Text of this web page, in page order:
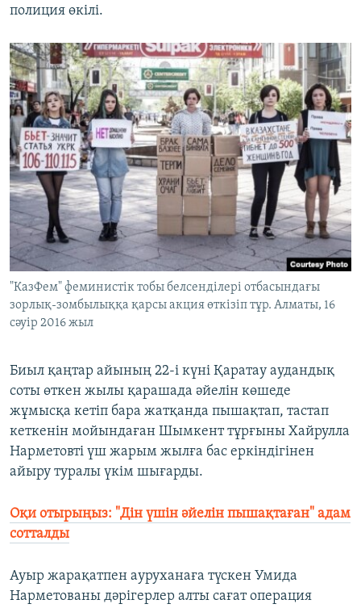
полиция өкілі.
"КазФем" феминистік тобы белсенділері отбасындағы
зорлық-зомбылыққа қарсы акция өткізіп тұр. Алматы, 16
сәуір 2016 жыл
Биыл қаңтар айының 22-і күні Қаратау аудандық
соты өткен жылы қарашада әйелін көшеде
жұмысқа кетіп бара жатқанда пышақтап, тастап
кеткенін мойындаған Шымкент тұрғыны Хайрулла
Нарметовті үш жарым жылға бас еркіндігінен
айыру туралы үкім шығарды.
Оқи отырыңыз: "Дін үшін әйелін пышақтаған" адам
сотталды
Ауыр жарақатпен ауруханаға түскен Умида
Нарметованы дәрігерлер алты сағат операция